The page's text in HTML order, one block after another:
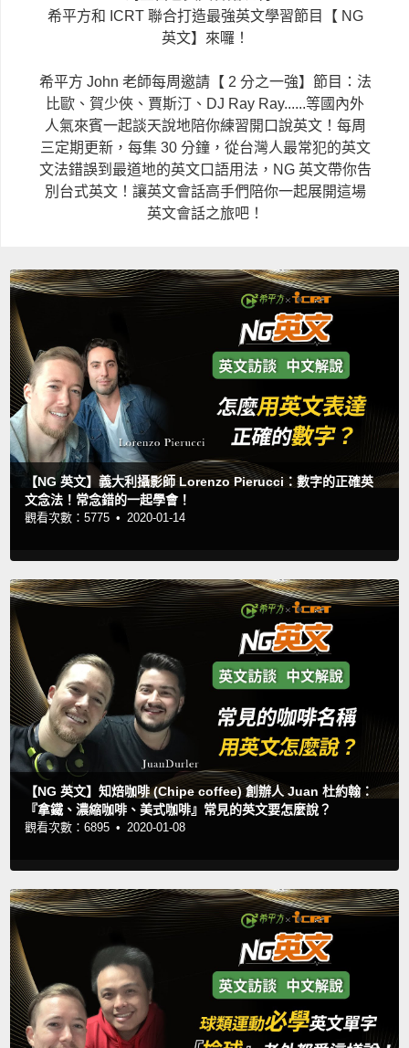
希平方和 ICRT 聯合打造最強英文學習節目【 NG
英文】來囉！
希平方 John 老師每周邀請【 2 分之一強】節目：法
比歐、賀少俠、賈斯汀、DJ Ray Ray......等國內外
人氣來賓一起談天說地陪你練習開口說英文！每周
三定期更新，每集 30 分鐘，從台灣人最常犯的英文
文法錯誤到最道地的英文口語用法，NG 英文帶你告
別台式英文！讓英文會話高手們陪你一起展開這場
英文會話之旅吧！
【NG 英文】義大利攝影師 Lorenzo Pierucci：數字的正確英
文念法！常念錯的一起學會！
觀看次數：5775 •2020-01-14
【NG 英文】知焙咖啡 (Chipe coffee) 創辦人 Juan 杜約翰：
『拿鐵、濃縮咖啡、美式咖啡』常見的英文要怎麼說？
觀看次數：6895 •2020-01-08